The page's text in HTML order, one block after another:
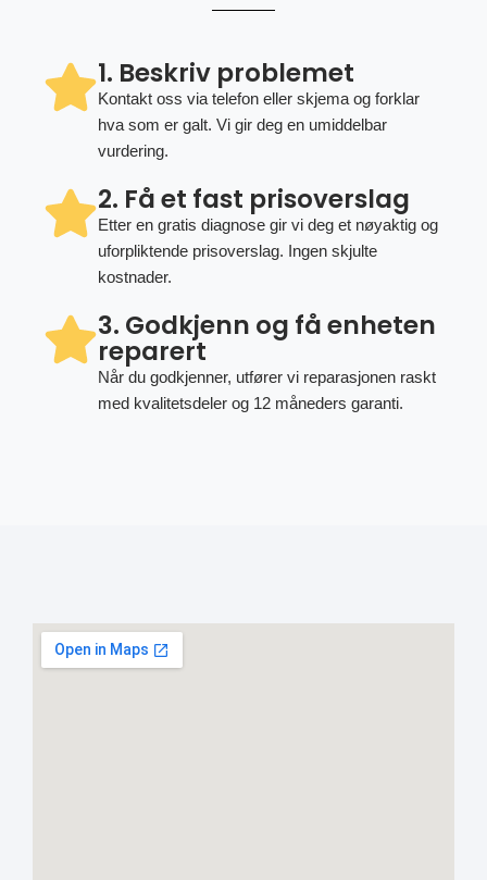
1. Beskriv problemet
Kontakt oss via telefon eller skjema og forklar
hva som er galt. Vi gir deg en umiddelbar
vurdering.
2. Få et fast prisoverslag
Etter en gratis diagnose gir vi deg et nøyaktig og
uforpliktende prisoverslag. Ingen skjulte
kostnader.
3. Godkjenn og få enheten
reparert
Når du godkjenner, utfører vi reparasjonen raskt
med kvalitetsdeler og 12 måneders garanti.